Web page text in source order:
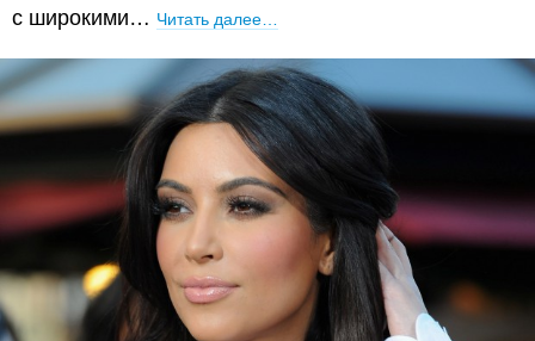
с широкими… Читать далее…